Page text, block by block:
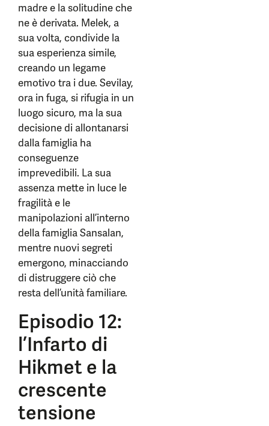
madre e la solitudine che
ne è derivata. Melek, a
sua volta, condivide la
sua esperienza simile,
creando un legame
emotivo tra i due. Sevilay,
ora in fuga, si rifugia in un
luogo sicuro, ma la sua
decisione di allontanarsi
dalla famiglia ha
conseguenze
imprevedibili. La sua
assenza mette in luce le
fragilità e le
manipolazioni all’interno
della famiglia Sansalan,
mentre nuovi segreti
emergono, minacciando
di distruggere ciò che
resta dell’unità familiare.
Episodio 12:
l’Infarto di
Hikmet e la
crescente
tensione